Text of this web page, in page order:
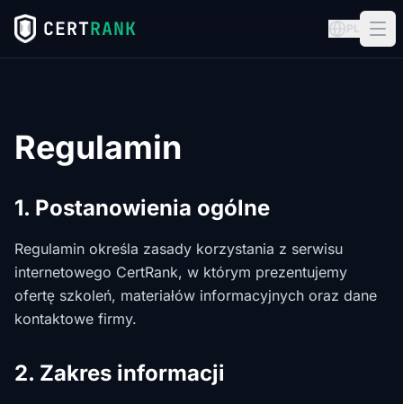
CERTRANK PL
Regulamin
1. Postanowienia ogólne
Regulamin określa zasady korzystania z serwisu
internetowego CertRank, w którym prezentujemy
ofertę szkoleń, materiałów informacyjnych oraz dane
kontaktowe firmy.
2. Zakres informacji